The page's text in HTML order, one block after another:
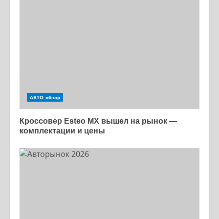
АВТО обзор
Кроссовер Esteo MX вышел на рынок —
комплектации и цены